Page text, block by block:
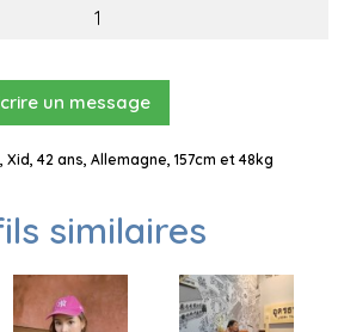
1
un message
42 ans, Allemagne, 157cm et 48kg
similaires